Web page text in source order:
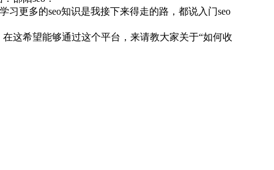
习更多的seo知识是我接下来得走的路，都说入门seo
这希望能够通过这个平台，来请教大家关于“如何收